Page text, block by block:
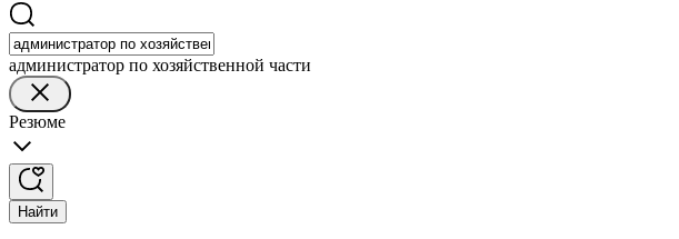
администратор по хозяйственной части
Резюме
Найти